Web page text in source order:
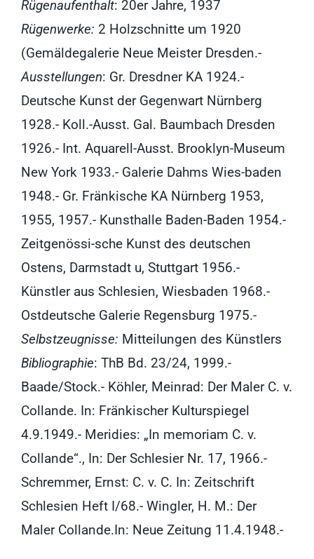
Rügenaufenthalt: 20er Jahre, 1937
Rügenwerke: 2 Holzschnitte um 1920
(Gemäldegalerie Neue Meister Dresden.-
Ausstellungen: Gr. Dresdner KA 1924.-
Deutsche Kunst der Gegenwart Nürnberg
1928.- Koll.-Ausst. Gal. Baumbach Dresden
1926.- Int. Aquarell-Ausst. Brooklyn-Museum
New York 1933.- Galerie Dahms Wies-baden
1948.- Gr. Fränkische KA Nürnberg 1953,
1955, 1957.- Kunsthalle Baden-Baden 1954.-
Zeitgenössi-sche Kunst des deutschen
Ostens, Darmstadt u, Stuttgart 1956.-
Künstler aus Schlesien, Wiesbaden 1968.-
Ostdeutsche Galerie Regensburg 1975.-
Selbstzeugnisse: Mitteilungen des Künstlers
Bibliographie: ThB Bd. 23/24, 1999.-
Baade/Stock.- Köhler, Meinrad: Der Maler C. v.
Collande. In: Fränkischer Kulturspiegel
4.9.1949.- Meridies: „In memoriam C. v.
Collande“., In: Der Schlesier Nr. 17, 1966.-
Schremmer, Ernst: C. v. C. In: Zeitschrift
Schlesien Heft I/68.- Wingler, H. M.: Der
Maler Collande.In: Neue Zeitung 11.4.1948.-